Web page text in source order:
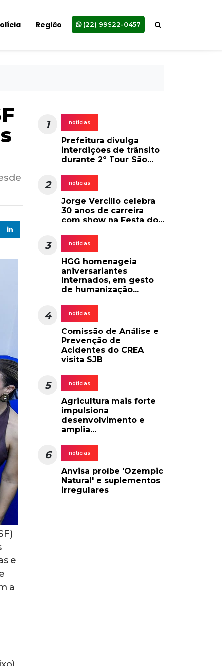
Região (22) 99922-0457
e
a
1 noticias
Prefeitura divulga
interdições de trânsito
durante 2º Tour São...
2 noticias
Jorge Vercillo celebra
30 anos de carreira
com show na Festa do...
3 noticias
HGG homenageia
aniversariantes
internados, em gesto
de humanização...
4 noticias
Comissão de Análise e
Prevenção de
Acidentes do CREA
visita SJB
5 noticias
Agricultura mais forte
impulsiona
desenvolvimento e
amplia...
6 noticias
Anvisa proíbe 'Ozempic
Natural' e suplementos
irregulares